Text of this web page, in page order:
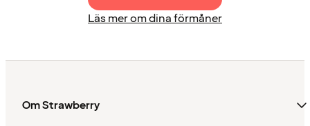
Läs mer om dina förmåner
Om Strawberry